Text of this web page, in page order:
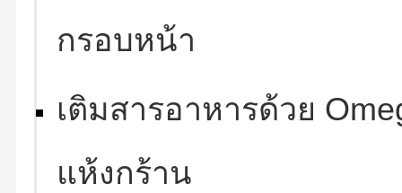
กรอบหน้า
เติมสารอาหารด้วย
แห้งกร้าน